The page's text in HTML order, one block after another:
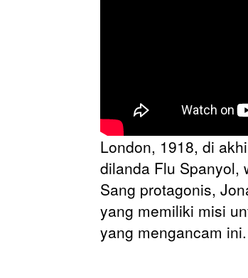
London, 1918, di
dilanda Flu Spanyol,
Sang protagonis,
yang memiliki misi
yang mengancam ini.